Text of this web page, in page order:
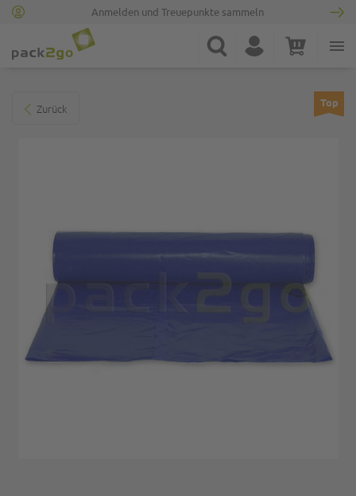
Anmelden und Treuepunkte sammeln
Suche Konto Warenkorb
Zurück Top